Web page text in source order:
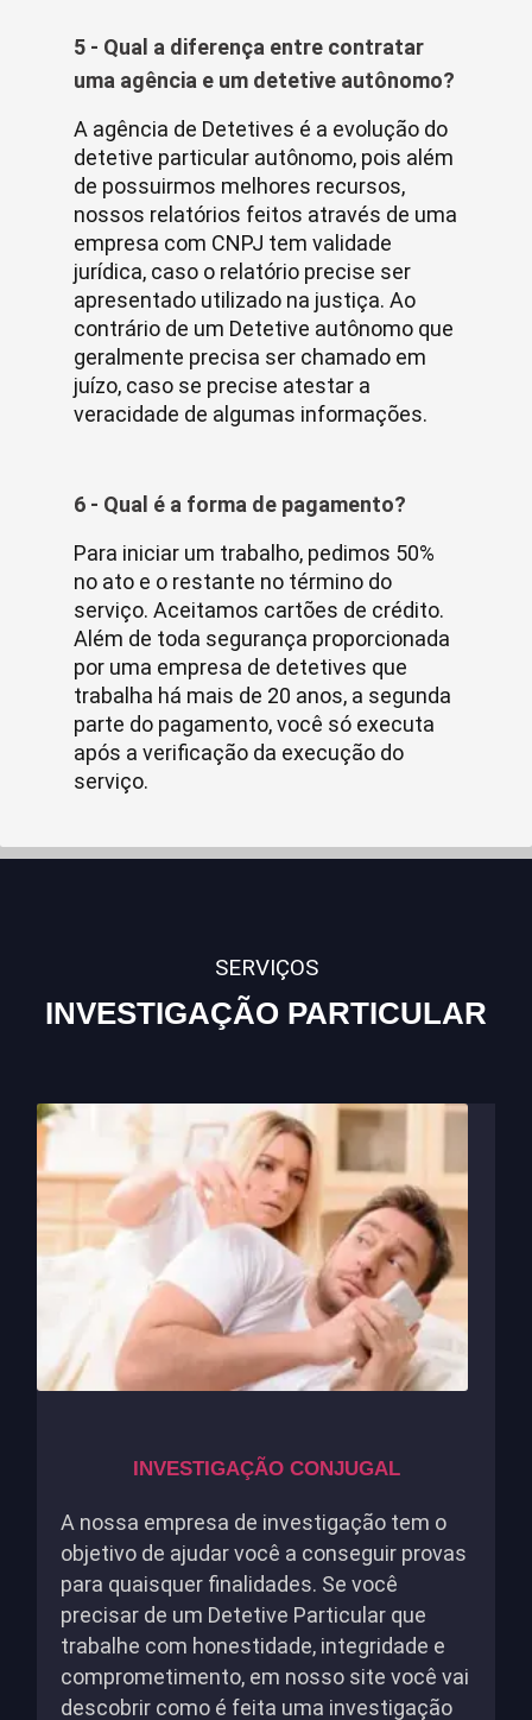
5 - Qual a diferença entre contratar
uma agência e um detetive autônomo?
A agência de Detetives é a evolução do
detetive particular autônomo, pois além
de possuirmos melhores recursos,
nossos relatórios feitos através de uma
empresa com CNPJ tem validade
jurídica, caso o relatório precise ser
apresentado utilizado na justiça. Ao
contrário de um Detetive autônomo que
geralmente precisa ser chamado em
juízo, caso se precise atestar a
veracidade de algumas informações.
6 - Qual é a forma de pagamento?
Para iniciar um trabalho, pedimos 50%
no ato e o restante no término do
serviço. Aceitamos cartões de crédito.
Além de toda segurança proporcionada
por uma empresa de detetives que
trabalha há mais de 20 anos, a segunda
parte do pagamento, você só executa
após a verificação da execução do
serviço.
SERVIÇOS
INVESTIGAÇÃO PARTICULAR
INVESTIGAÇÃO CONJUGAL
A nossa empresa de investigação tem o
objetivo de ajudar você a conseguir provas
para quaisquer finalidades. Se você
precisar de um Detetive Particular que
trabalhe com honestidade, integridade e
comprometimento, em nosso site você vai
descobrir como é feita uma investigação